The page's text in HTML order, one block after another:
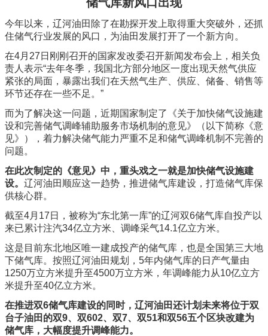
今年以来，辽河油田除了在勘探开发上取得重大突破外，还抓
住储气行业发展的风口，为油田发展打开了一个新方向。
在4月27日刚刚召开的国家发改委召开新闻发布会上，相关负
责人表示“去年冬季，我国北方部分地区一度出现天然气供应
紧张的局面，暴露出我们在天然气生产、供应、储备、销售等
环节还存在一些不足。”
而为了解决这一问题，近期国家制定了《关于加快储气设施建
设和完善储气调峰辅助服务市场机制的意见》（以下简称《意
见》），着力解决储气能力严重不足和储气调峰机制不完善的
问题。
在此次制定的《意见》中，重头戏之一就是加快储气设施建
设。 辽河油田顺应这一趋势，推进储气库建设，打造储气库保
供核心群。
截至4月17日，被称为“东北第一库”的辽河双6储气库自投产以
来已累计注汽34亿立方米、调峰采气14.1亿立方米。
这是目前东北地区唯一建成投产的储气库，也是全国第三大地
下储气库。按照辽河油田规划，5年内储气库的日产气量由
1250万立方米提升至4500万立方米，年调峰能力从10亿立方
米提升至40亿立方米。
在推进双6储气库建设的同时，辽河油田还计划未来将位于双
台子油田的双9、双602、双7、双51和双56五个区块改建为
储气库，大幅度提升调峰能力。